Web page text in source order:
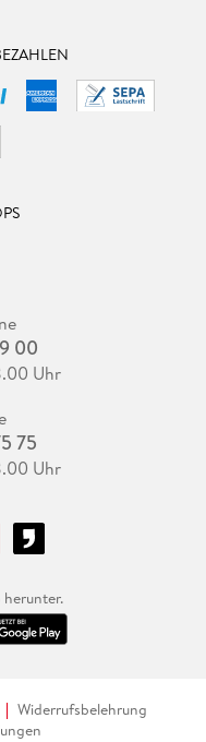
00
Uhr
75
Uhr
herunter.
Widerrufsbelehrung